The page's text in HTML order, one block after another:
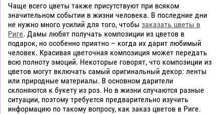
Чаще всего цветы также присутствуют при всяком
значительном событии в жизни человека. В последние дни
не нужно много усилий для того, чтобы заказать цветы в
Риге. Дамы любят получать композиции из цветов в
подарок, но особенно приятно – когда их дарит любимый
человек. Красивая цветочная композиция может передать
всю полноту эмоций. Некоторые говорят, что композиции из
цветов могут включать самый оригинальный декор: ленты
или природные материалы. В основном дарители
склоняются к букету из роз. Но в жизни случаются разные
ситуации, поэтому требуется предварительно изучить
информацию по такому вопросу, как заказ цветов в Риге.